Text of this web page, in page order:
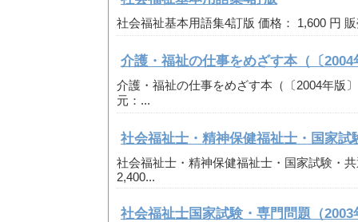
社会福祉基本用語集4訂版 価格： 1,600 円
介護・福祉の仕事をめざす本（〔2004
介護・福祉の仕事をめざす本（〔2004年版
元：...
社会福祉士・精神保健福祉士・国家試
社会福祉士・精神保健福祉士・国家試験・
2,400...
社会福祉士国家試験・専門問題（2003